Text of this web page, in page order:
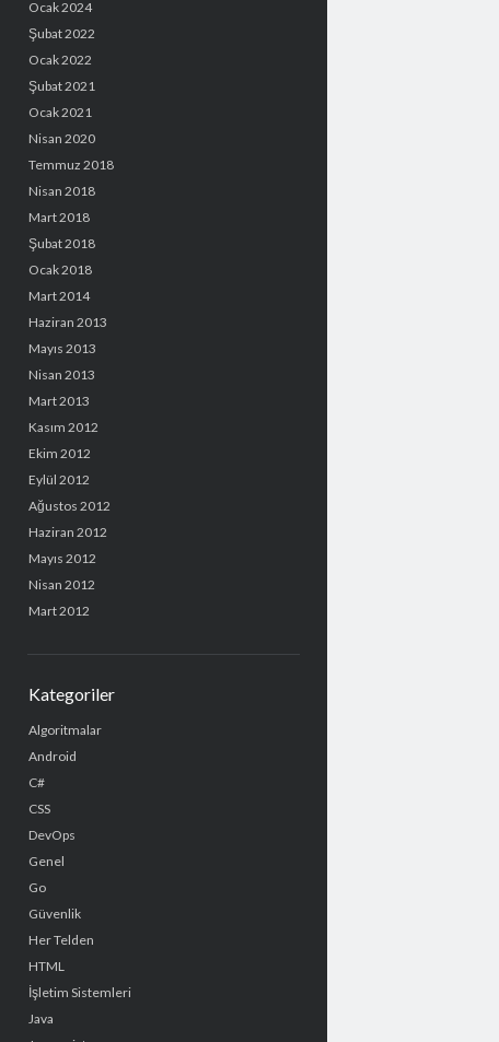
Ocak 2024
Şubat 2022
Ocak 2022
Şubat 2021
Ocak 2021
Nisan 2020
Temmuz 2018
Nisan 2018
Mart 2018
Şubat 2018
Ocak 2018
Mart 2014
Haziran 2013
Mayıs 2013
Nisan 2013
Mart 2013
Kasım 2012
Ekim 2012
Eylül 2012
Ağustos 2012
Haziran 2012
Mayıs 2012
Nisan 2012
Mart 2012
Kategoriler
Algoritmalar
Android
C#
CSS
DevOps
Genel
Go
Güvenlik
Her Telden
HTML
İşletim Sistemleri
Java